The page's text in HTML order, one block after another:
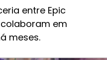
entre Epic
colaboram em
meses.